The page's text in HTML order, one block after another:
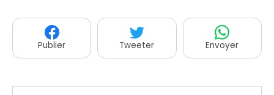
Publier Tweeter Envoyer